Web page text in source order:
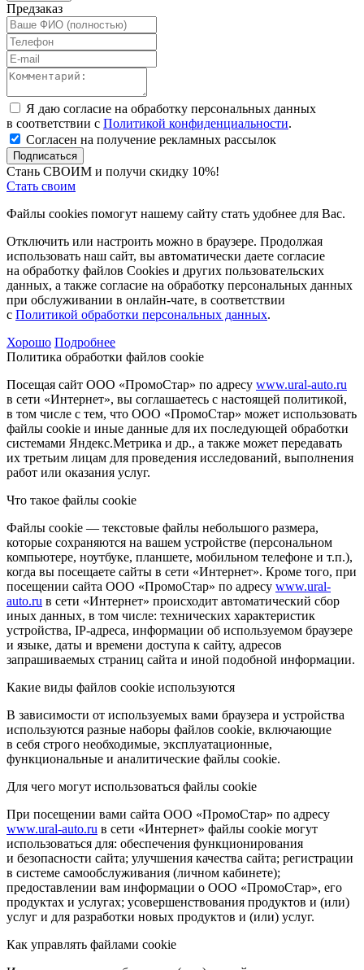
Предзаказ
Я даю согласие на обработку персональных данных
в соответствии с Политикой конфиденциальности.
Согласен на получение рекламных рассылок
Подписаться
Стань СВОИМ и получи скидку 10%!
Стать своим
Файлы cookies помогут нашему сайту стать удобнее для Вас.
Отключить или настроить можно в браузере. Продолжая
использовать наш сайт, вы автоматически даете согласие
на обработку файлов Cookies и других пользовательских
данных, а также согласие на обработку персональных данных
при обслуживании в онлайн-чате, в соответствии
с Политикой обработки персональных данных.
Хорошо Подробнее
Политика обработки файлов cookie
Посещая сайт ООО «ПромоСтар» по адресу www.ural-auto.ru
в сети «Интернет», вы соглашаетесь с настоящей политикой,
в том числе с тем, что ООО «ПромоСтар» может использовать
файлы cookie и иные данные для их последующей обработки
системами Яндекс.Метрика и др., а также может передавать
их третьим лицам для проведения исследований, выполнения
работ или оказания услуг.
Что такое файлы cookie
Файлы cookie — текстовые файлы небольшого размера,
которые сохраняются на вашем устройстве (персональном
компьютере, ноутбуке, планшете, мобильном телефоне и т.п.),
когда вы посещаете сайты в сети «Интернет». Кроме того, при
посещении сайта ООО «ПромоСтар» по адресу www.ural-
auto.ru в сети «Интернет» происходит автоматический сбор
иных данных, в том числе: технических характеристик
устройства, IP-адреса, информации об используемом браузере
и языке, даты и времени доступа к сайту, адресов
запрашиваемых страниц сайта и иной подобной информации.
Какие виды файлов cookie используются
В зависимости от используемых вами браузера и устройства
используются разные наборы файлов cookie, включающие
в себя строго необходимые, эксплуатационные,
функциональные и аналитические файлы cookie.
Для чего могут использоваться файлы cookie
При посещении вами сайта ООО «ПромоСтар» по адресу
www.ural-auto.ru в сети «Интернет» файлы cookie могут
использоваться для: обеспечения функционирования
и безопасности сайта; улучшения качества сайта; регистрации
в системе самообслуживания (личном кабинете);
предоставлении вам информации о ООО «ПромоСтар», его
продуктах и услугах; усовершенствования продуктов и (или)
услуг и для разработки новых продуктов и (или) услуг.
Как управлять файлами cookie